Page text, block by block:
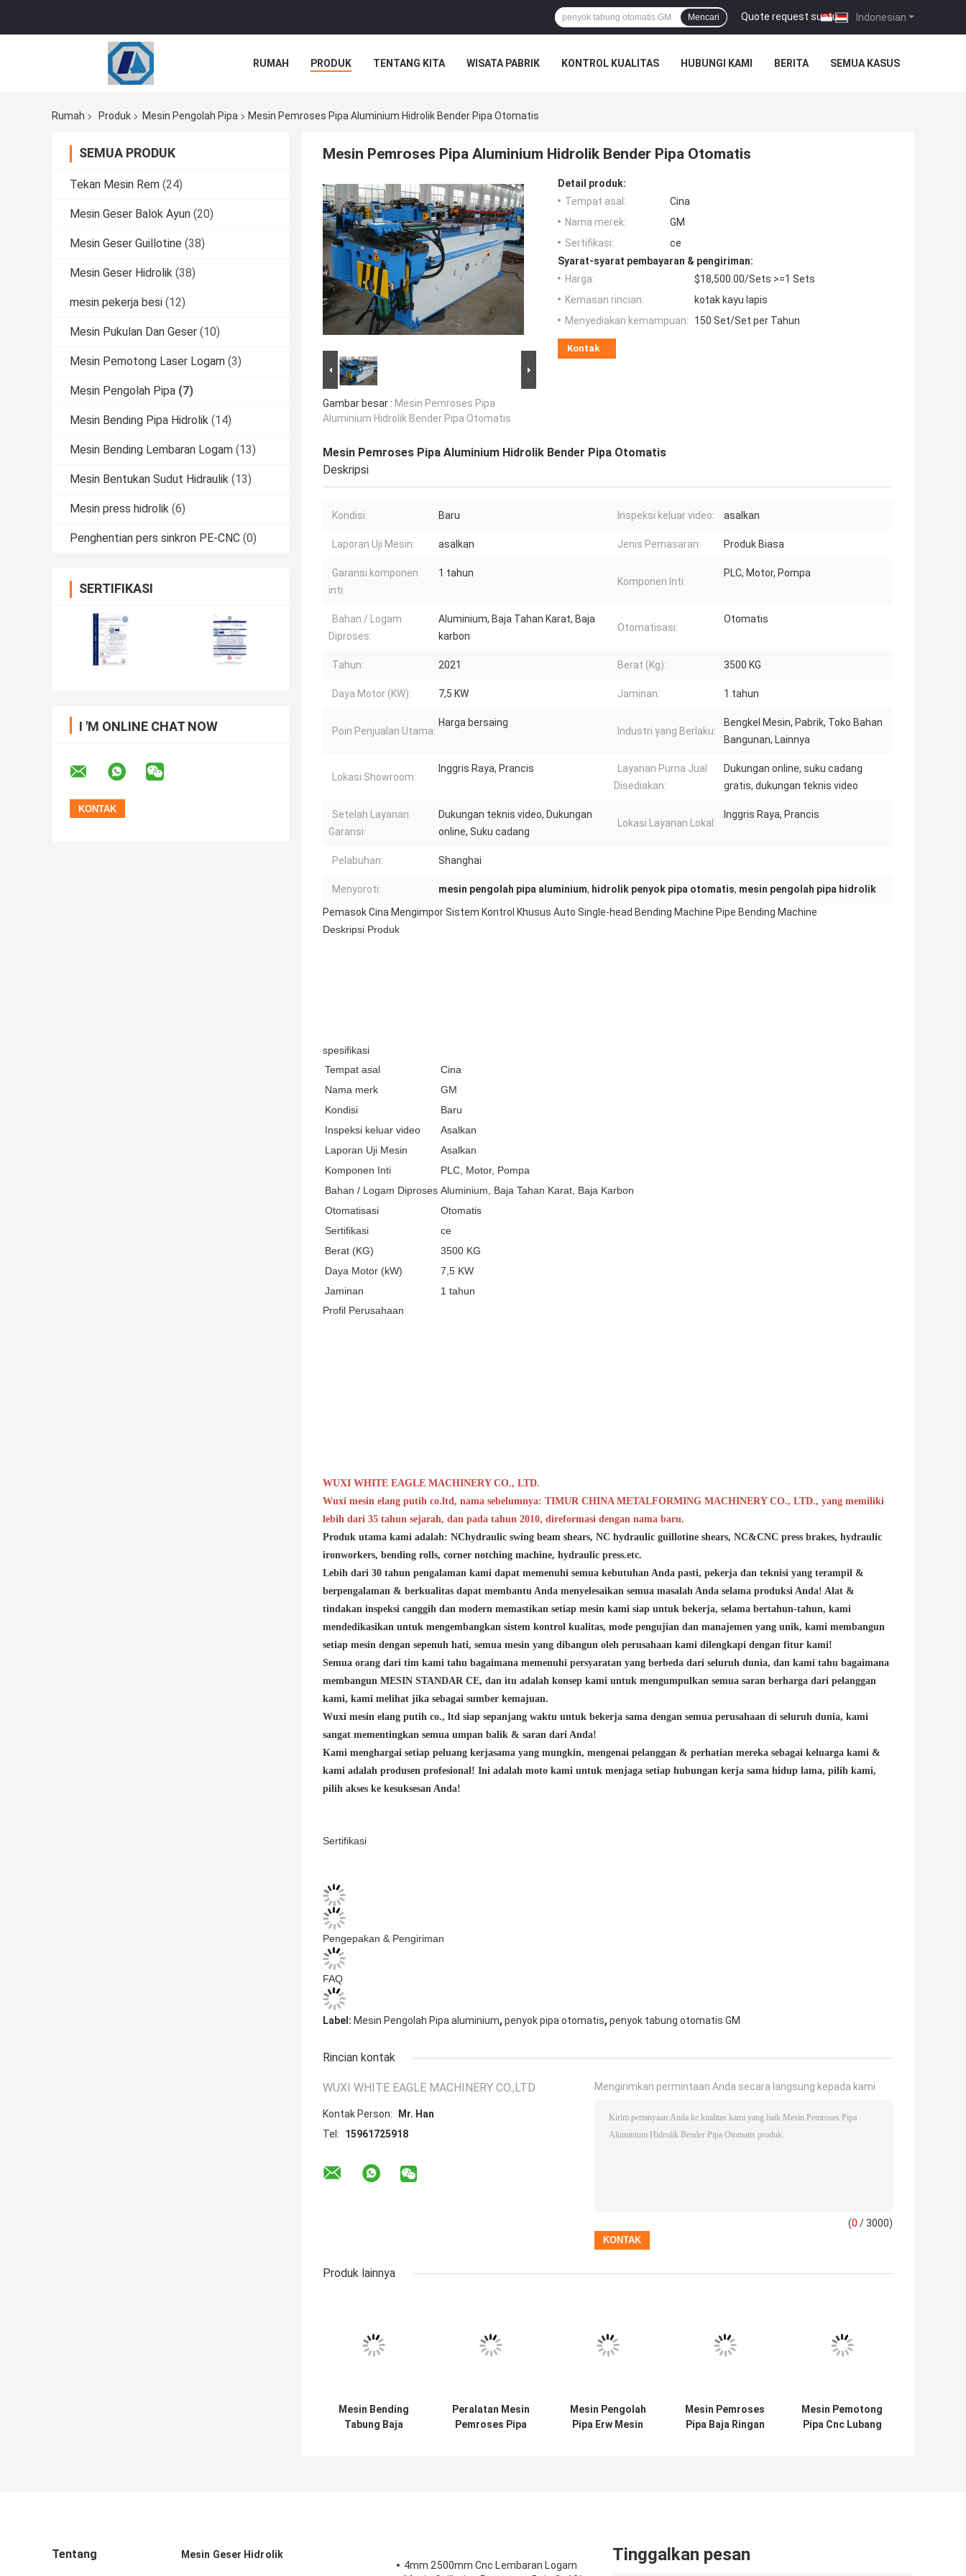
Indonesian
Quote request suatu |
Mencari
RUMAH PRODUK TENTANG KITA WISATA PABRIK KONTROL KUALITAS HUBUNGI KAMI BERITA SEMUA KASUS
Rumah Produk Mesin Pengolah Pipa Mesin Pemroses Pipa Aluminium Hidrolik Bender Pipa Otomatis
SEMUA PRODUK
Tekan Mesin Rem (24)
Mesin Geser Balok Ayun (20)
Mesin Geser Guillotine (38)
Mesin Geser Hidrolik (38)
mesin pekerja besi (12)
Mesin Pukulan Dan Geser (10)
Mesin Pemotong Laser Logam (3)
Mesin Pengolah Pipa (7)
Mesin Bending Pipa Hidrolik (14)
Mesin Bending Lembaran Logam (13)
Mesin Bentukan Sudut Hidraulik (13)
Mesin press hidrolik (6)
Penghentian pers sinkron PE-CNC (0)
SERTIFIKASI
I 'M ONLINE CHAT NOW
Mesin Pemroses Pipa Aluminium Hidrolik Bender Pipa Otomatis
Gambar besar : Mesin Pemroses Pipa
Aluminium Hidrolik Bender Pipa Otomatis
Detail produk:
Tempat asal:
Cina
Nama merek:
GM
Sertifikasi:
ce
Syarat-syarat pembayaran & pengiriman:
Harga:
$18,500.00/Sets >=1 Sets
Kemasan rincian:
kotak kayu lapis
Menyediakan kemampuan:
150 Set/Set per Tahun
Kontak
Mesin Pemroses Pipa Aluminium Hidrolik Bender Pipa Otomatis
Deskripsi
Kondisi: Baru Inspeksi keluar video: asalkan
Laporan Uji Mesin: asalkan Jenis Pemasaran: Produk Biasa
Garansi komponen
inti:
1 tahun
Komponen Inti:
PLC, Motor, Pompa
Bahan / Logam
Diproses:
Aluminium, Baja Tahan Karat, Baja
karbon
Otomatisasi:
Otomatis
Tahun: 2021 Berat (Kg): 3500 KG
Daya Motor (KW): 7,5 KW Jaminan: 1 tahun
Poin Penjualan Utama:
Harga bersaing
Industri yang Berlaku:
Bengkel Mesin, Pabrik, Toko Bahan
Bangunan, Lainnya
Lokasi Showroom:
Inggris Raya, Prancis
Layanan Purna Jual
Disediakan:
Dukungan online, suku cadang
gratis, dukungan teknis video
Setelah Layanan
Garansi:
Dukungan teknis video, Dukungan
online, Suku cadang
Lokasi Layanan Lokal:
Inggris Raya, Prancis
Pelabuhan: Shanghai
Menyoroti: mesin pengolah pipa aluminium, hidrolik penyok pipa otomatis, mesin pengolah pipa hidrolik
Pemasok Cina Mengimpor Sistem Kontrol Khusus Auto Single-head Bending Machine Pipe Bending Machine
Deskripsi Produk
spesifikasi
Tempat asal
Cina
Nama merk
GM
Kondisi
Baru
Inspeksi keluar video
Asalkan
Laporan Uji Mesin
Asalkan
Komponen Inti
PLC, Motor, Pompa
Bahan / Logam Diproses Aluminium, Baja Tahan Karat, Baja Karbon
Otomatisasi
Otomatis
Sertifikasi
ce
Berat (KG)
3500 KG
Daya Motor (kW)
7,5 KW
Jaminan
1 tahun
Profil Perusahaan
WUXI WHITE EAGLE MACHINERY CO., LTD.
Wuxi mesin elang putih co.ltd, nama sebelumnya: TIMUR CHINA METALFORMING MACHINERY CO., LTD., yang memiliki
lebih dari 35 tahun sejarah, dan pada tahun 2010, direformasi dengan nama baru.
Produk utama kami adalah: NChydraulic swing beam shears, NC hydraulic guillotine shears, NC&CNC press brakes, hydraulic
ironworkers, bending rolls, corner notching machine, hydraulic press.etc.
Lebih dari 30 tahun pengalaman kami dapat memenuhi semua kebutuhan Anda pasti, pekerja dan teknisi yang terampil &
berpengalaman & berkualitas dapat membantu Anda menyelesaikan semua masalah Anda selama produksi Anda! Alat &
tindakan inspeksi canggih dan modern memastikan setiap mesin kami siap untuk bekerja, selama bertahun-tahun, kami
mendedikasikan untuk mengembangkan sistem kontrol kualitas, mode pengujian dan manajemen yang unik, kami membangun
setiap mesin dengan sepenuh hati, semua mesin yang dibangun oleh perusahaan kami dilengkapi dengan fitur kami!
Semua orang dari tim kami tahu bagaimana memenuhi persyaratan yang berbeda dari seluruh dunia, dan kami tahu bagaimana
membangun MESIN STANDAR CE, dan itu adalah konsep kami untuk mengumpulkan semua saran berharga dari pelanggan
kami, kami melihat jika sebagai sumber kemajuan.
Wuxi mesin elang putih co., ltd siap sepanjang waktu untuk bekerja sama dengan semua perusahaan di seluruh dunia, kami
sangat mementingkan semua umpan balik & saran dari Anda!
Kami menghargai setiap peluang kerjasama yang mungkin, mengenai pelanggan & perhatian mereka sebagai keluarga kami &
kami adalah produsen profesional! Ini adalah moto kami untuk menjaga setiap hubungan kerja sama hidup lama, pilih kami,
pilih akses ke kesuksesan Anda!
Sertifikasi
Pengepakan & Pengiriman
FAQ
Label: Mesin Pengolah Pipa aluminium, penyok pipa otomatis, penyok tabung otomatis GM
Rincian kontak
WUXI WHITE EAGLE MACHINERY CO.,LTD
Kontak Person:
Mr. Han
Tel:
15961725918
Mengirimkan permintaan Anda secara langsung kepada kami
(0 / 3000)
Produk lainnya
Mesin Bending
Tabung Baja
Peralatan Mesin
Pemroses Pipa
Mesin Pengolah
Pipa Erw Mesin
Mesin Pemroses
Pipa Baja Ringan
Mesin Pemotong
Pipa Cnc Lubang
Tentang Mesin Geser Hidrolik
4mm 2500mm Cnc Lembaran Logam
Tinggalkan pesan